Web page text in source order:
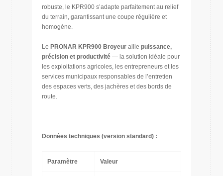
robuste, le KPR900 s’adapte parfaitement au relief
du terrain, garantissant une coupe régulière et
homogène.
Le PRONAR KPR900 Broyeur allie puissance,
précision et productivité — la solution idéale pour
les exploitations agricoles, les entrepreneurs et les
services municipaux responsables de l’entretien
des espaces verts, des jachères et des bords de
route.
Données techniques (version standard) :
Paramètre Valeur